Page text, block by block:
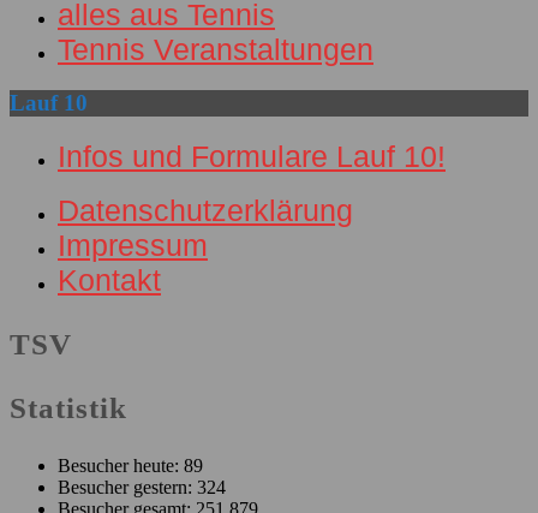
alles aus Tennis
Tennis Veranstaltungen
Lauf 10
Infos und Formulare Lauf 10!
Datenschutzerklärung
Impressum
Kontakt
TSV
Facebook
Statistik
Besucher heute: 89
Besucher gestern: 324
Besucher gesamt: 251.879